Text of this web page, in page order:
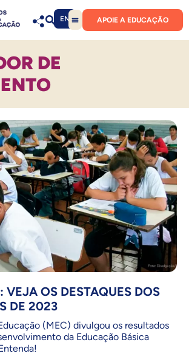
EN APOIE A EDUCAÇÃO
DE
VEJA OS DESTAQUES DOS
DE 2023
(MEC) divulgou os resultados
da Educação Básica